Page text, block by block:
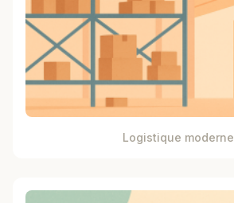
Logistique moderne